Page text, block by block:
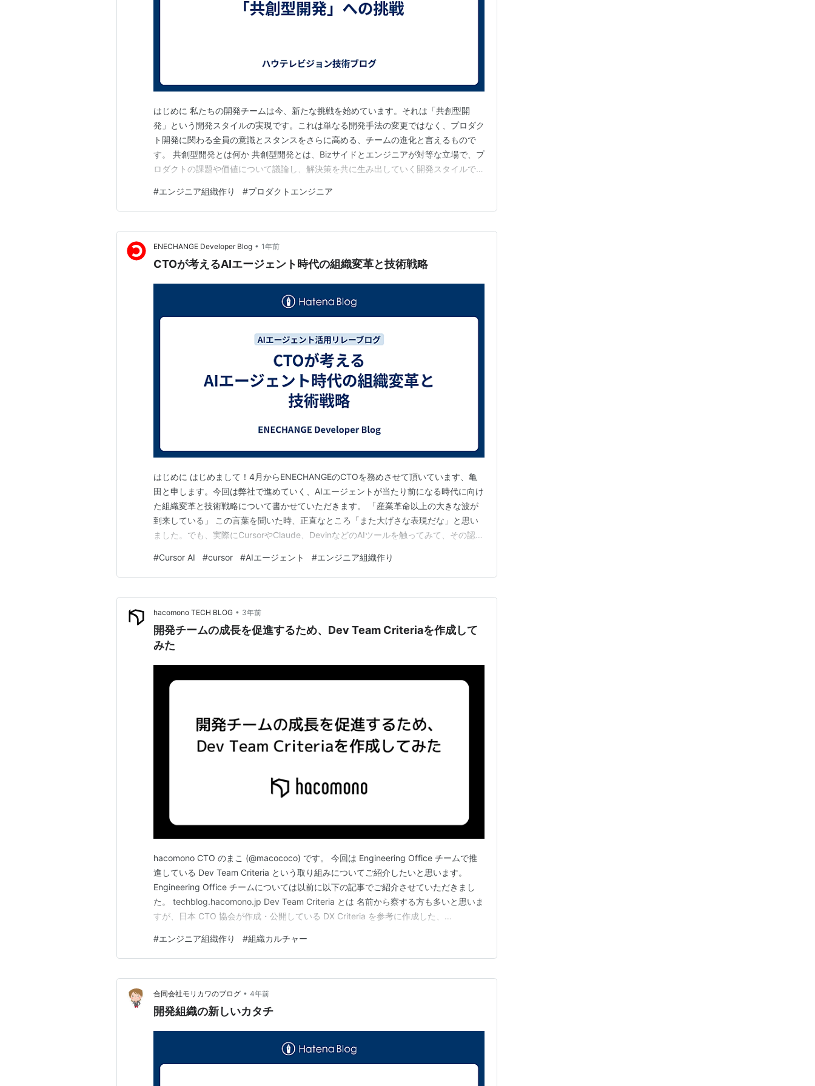
はじめに 私たちの開発チームは今、新たな挑戦を始めています。それは「共創型開
発」という開発スタイルの実現です。これは単なる開発手法の変更ではなく、プロダク
ト開発に関わる全員の意識とスタンスをさらに高める、チームの進化と言えるもので
す。 共創型開発とは何か 共創型開発とは、Bizサイドとエンジニアが対等な立場で、プ
ロダクトの課題や価値について議論し、解決策を共に生み出していく開発スタイルで
期待するものではありません。エンジニアに求めるのは、ビジネスサイドが持つプロダ
クトビジョンに対して、技術的な知見とユーザー視点を持…
#エンジニア組織作り #プロダクトエンジニア
ENECHANGE Developer Blog • 1年前
CTOが考えるAIエージェント時代の組織変革と技術戦略
はじめに はじめまして！4月からENECHANGEのCTOを務めさせて頂いています、亀
田と申します。今回は弊社で進めていく、AIエージェントが当たり前になる時代に向け
た組織変革と技術戦略について書かせていただきます。 「産業革命以上の大きな波が
到来している」 この言葉を聞いた時、正直なところ「また大げさな表現だな」と思い
ました。でも、実際にCursorやClaude、DevinなどのAIツールを触ってみて、その認識
変化の波に乗り遅れるわけにはいかない。むしろ、先頭に立って組織全体をAIネイティ
ブな状態に変革し…
#Cursor AI #cursor #AIエージェント #エンジニア組織作り
hacomono TECH BLOG • 3年前
開発チームの成長を促進するため、Dev Team Criteriaを作成して
みた
hacomono CTO のまこ (@macococo) です。 今回は Engineering Office チームで推
進している Dev Team Criteria という取り組みについてご紹介したいと思います。
Engineering Office チームについては以前に以下の記事でご紹介させていただきまし
た。 techblog.hacomono.jp Dev Team Criteria とは 名前から察する方も多いと思いま
すが、日本 CTO 協会が作成・公開している DX Criteria を参考に作成した、
#エンジニア組織作り #組織カルチャー
合同会社モリカワのブログ • 4年前
開発組織の新しいカタチ